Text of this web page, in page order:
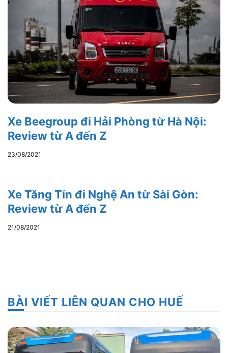
Xe Beegroup đi Hải Phòng từ Hà Nội:
Review từ A đến Z
23/08/2021
Xe Tăng Tín đi Nghệ An từ Sài Gòn:
Review từ A đến Z
21/08/2021
BÀI VIẾT LIÊN QUAN CHO HUẾ